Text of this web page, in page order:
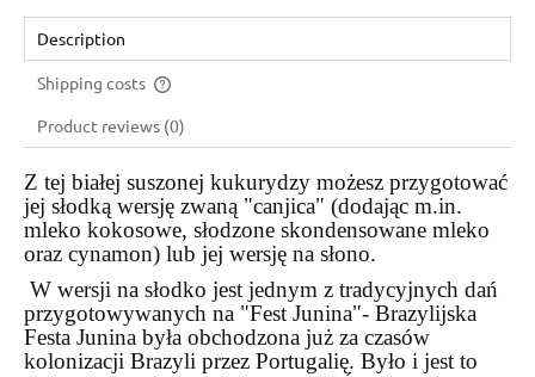
Description
Shipping costs
The price does not include any possible payment costs
Product reviews (0)
Z tej białej suszonej kukurydzy możesz przygotować
jej słodką wersję zwaną "canjica" (dodając m.in.
mleko kokosowe, słodzone skondensowane mleko
oraz cynamon) lub jej wersję na słono.
W wersji na słodko jest jednym z tradycyjnych dań
przygotowywanych na "Fest Junina"- Brazylijska
Festa Junina była obchodzona już za czasów
kolonizacji Brazyli przez Portugalię. Było i jest to